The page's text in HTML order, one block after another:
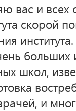
вас и всех
школ,
и